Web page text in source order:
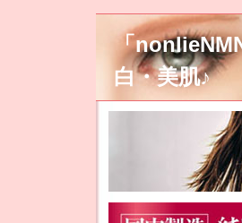
「
白・美肌♪